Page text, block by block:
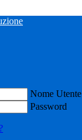
Nome Utente
Password